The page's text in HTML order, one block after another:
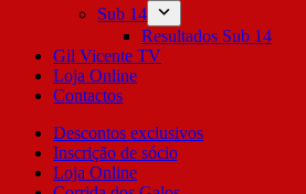
Sub 14
Resultados Sub 14
Gil Vicente TV
Loja Online
Contactos
Descontos exclusivos
Inscrição de sócio
Loja Online